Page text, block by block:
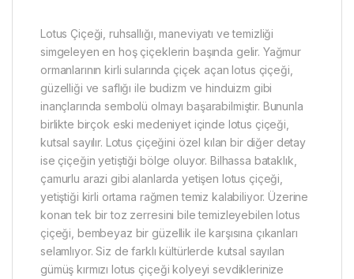
Lotus Çiçeği, ruhsallığı, maneviyatı ve temizliği
simgeleyen en hoş çiçeklerin başında gelir. Yağmur
ormanlarının kirli sularında çiçek açan lotus çiçeği,
güzelliği ve saflığı ile budizm ve hinduizm gibi
inançlarında sembolü olmayı başarabilmiştir. Bununla
birlikte birçok eski medeniyet içinde lotus çiçeği,
kutsal sayılır. Lotus çiçeğini özel kılan bir diğer detay
ise çiçeğin yetiştiği bölge oluyor. Bilhassa bataklık,
çamurlu arazi gibi alanlarda yetişen lotus çiçeği,
yetiştiği kirli ortama rağmen temiz kalabiliyor. Üzerine
konan tek bir toz zerresini bile temizleyebilen lotus
çiçeği, bembeyaz bir güzellik ile karşısına çıkanları
selamlıyor. Siz de farklı kültürlerde kutsal sayılan
gümüş kırmızı lotus çiçeği kolyeyi sevdiklerinize